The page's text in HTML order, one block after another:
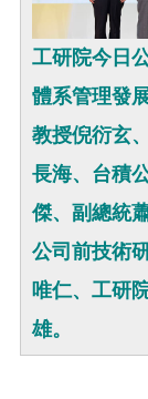
工研院今日
體系管理發
教授倪衍玄
長海、台積
傑、副總統
公司前技術
唯仁、工研
雄。